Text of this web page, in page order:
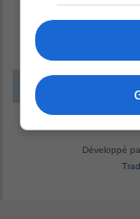
LE DOMAINE BLEU
Développé